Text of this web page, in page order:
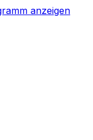
anzeigen